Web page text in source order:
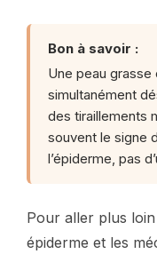
Bon à savoir :
Une peau
simultanément
des tiraillements
souvent le signe
l’épiderme, pas
Pour aller plus
épiderme et les